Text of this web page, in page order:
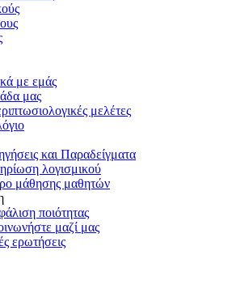
με εμάς
μας
μελέτες
και Παραδείγματα
λογισμικού
μάθησης μαθητών
ποιότητας
μαζί μας
ερωτήσεις